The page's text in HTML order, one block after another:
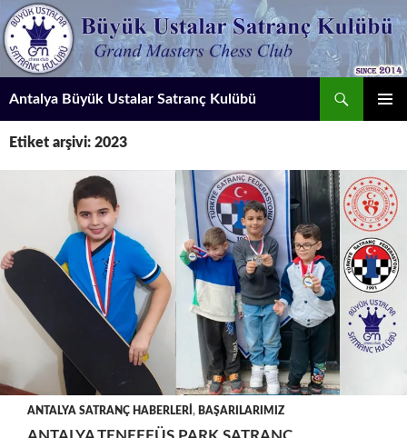
İçeriğe
atla
Antalya Büyük Ustalar Satranç Kulübü
Etiket arşivi: 2023
ANTALYA SATRANÇ HABERLERI , BAŞARILARIMIZ